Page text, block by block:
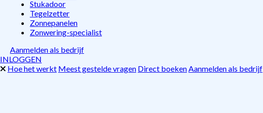
Stukadoor
Tegelzetter
Zonnepanelen
Zonwering-specialist
Aanmelden als bedrijf
INLOGGEN
Hoe het werkt Meest gestelde vragen Direct boekenAanmelden als bedrijf